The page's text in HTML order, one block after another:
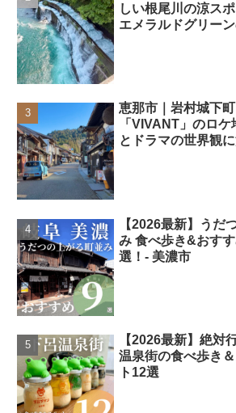
しい根尾川の涼ス
エメラルドグリー
恵那市｜岩村城下
「VIVANT」のロ
とドラマの世界観に
【2026最新】うだ
み 食べ歩き&おす
選！- 美濃市
【2026最新】絶対
温泉街の食べ歩き
ト12選